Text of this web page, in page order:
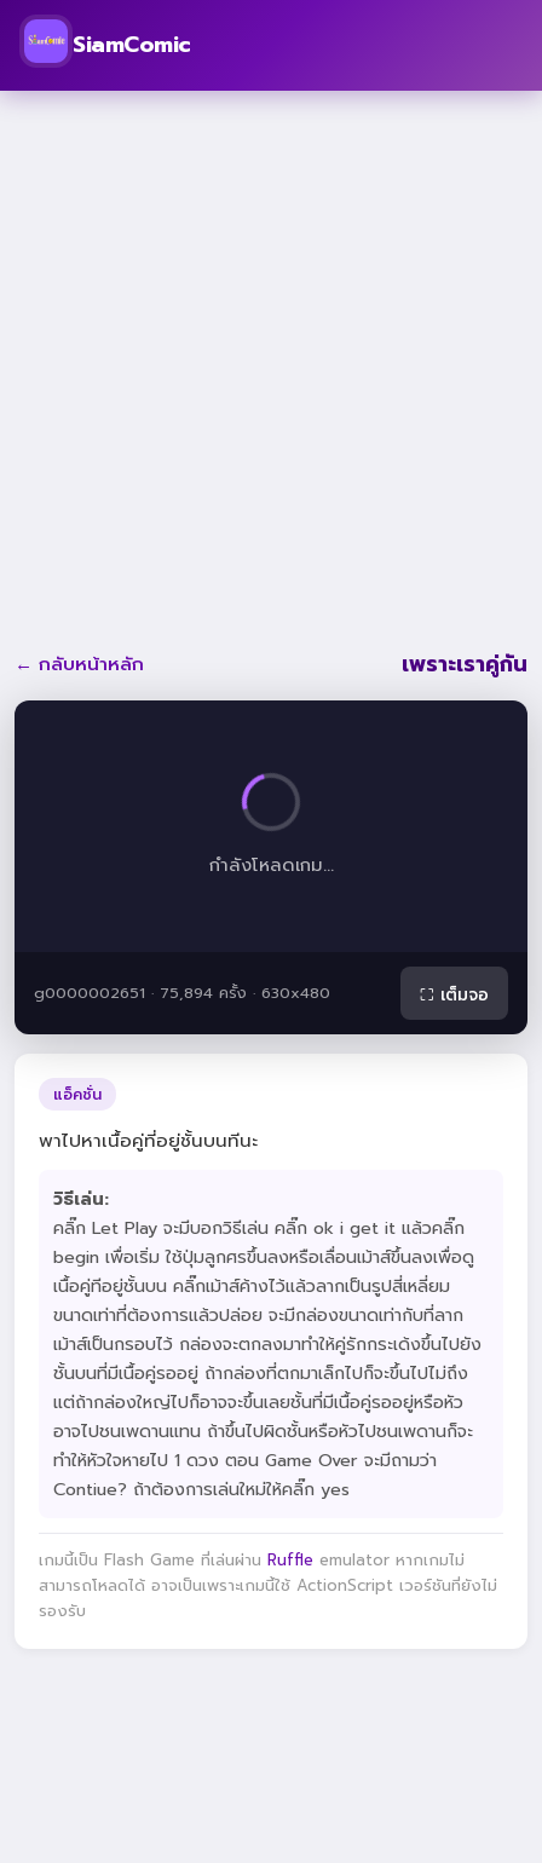
SiamComic
← กลับหน้าหลัก เพราะเราคู่กัน
กำลังโหลดเกม...
g0000002651 · 75,894 ครั้ง · 630x480 ⛶ เต็มจอ
แอ็คชั่น
พาไปหาเนื้อคู่ที่อยู่ชั้นบนทีนะ
วิธีเล่น:
คลิ๊ก Let Play จะมีบอกวิธีเล่น คลิ๊ก ok i get it แล้วคลิ๊ก
begin เพื่อเริ่ม ใช้ปุ่มลูกศรขึ้นลงหรือเลื่อนเม้าส์ขึ้นลงเพื่อดู
เนื้อคู่ทีอยู่ชั้นบน คลิ๊กเม้าส์ค้างไว้แล้วลากเป็นรูปสี่เหลี่ยม
ขนาดเท่าที่ต้องการแล้วปล่อย จะมีกล่องขนาดเท่ากับที่ลาก
เม้าส์เป็นกรอบไว้ กล่องจะตกลงมาทำให้คู่รักกระเด้งขึ้นไปยัง
ชั้นบนที่มีเนื้อคู่รออยู่ ถ้ากล่องที่ตกมาเล็กไปก็จะขึ้นไปไม่ถึง
แต่ถ้ากล่องใหญ่ไปก็อาจจะขึ้นเลยชั้นที่มีเนื้อคู่รออยู่หรือหัว
อาจไปชนเพดานแทน ถ้าขึ้นไปผิดชั้นหรือหัวไปชนเพดานก็จะ
ทำให้หัวใจหายไป 1 ดวง ตอน Game Over จะมีถามว่า
Contiue? ถ้าต้องการเล่นใหม่ให้คลิ๊ก yes
เกมนี้เป็น Flash Game ที่เล่นผ่าน Ruffle emulator หากเกมไม่
สามารถโหลดได้ อาจเป็นเพราะเกมนี้ใช้ ActionScript เวอร์ชันที่ยังไม่
รองรับ